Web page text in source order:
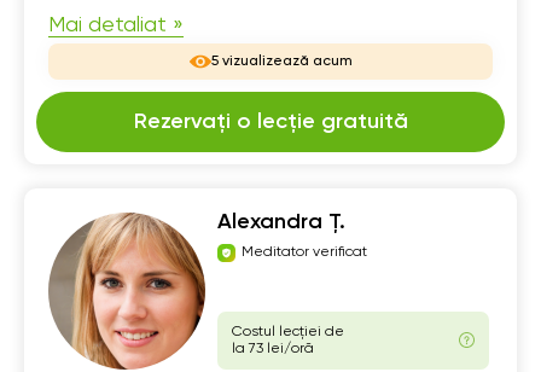
Mai detaliat »
5 vizualizează acum
Rezervați o lecție gratuită
Alexandra Ț.
Meditator verificat
Costul lecției de
la 73 lei/oră